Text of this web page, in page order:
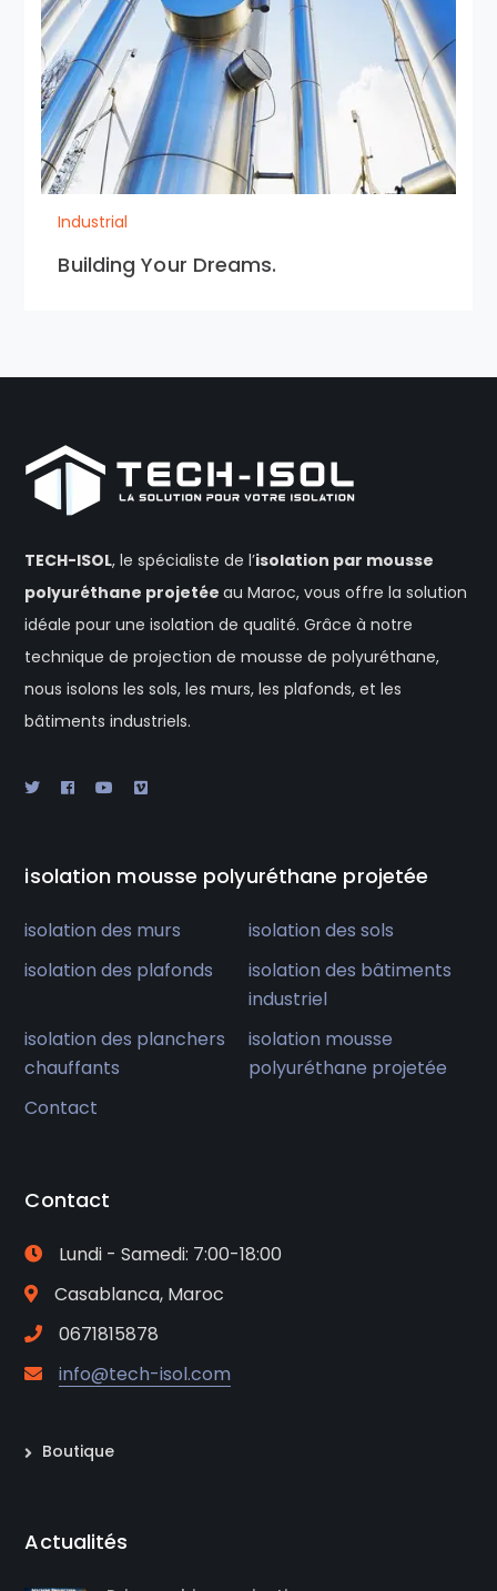
Industrial
Building Your Dreams.
TECH-ISOL, le spécialiste de l’isolation par mousse
polyuréthane projetéeau Maroc, vous offre la solution
idéale pour une isolation de qualité. Grâce à notre
technique de projection de mousse de polyuréthane,
nous isolons les sols, les murs, les plafonds, et les
bâtiments industriels.
isolation mousse polyuréthane projetée
isolation des murs
isolation des sols
isolation des plafonds
isolation des bâtiments
industriel
isolation des planchers
chauffants
isolation mousse
polyuréthane projetée
Contact
Contact
Lundi - Samedi: 7:00-18:00
Casablanca, Maroc
0671815878
info@tech-isol.com
Boutique
Actualités